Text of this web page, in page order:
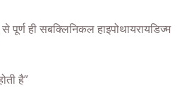
पूर्ण ही सबक्लिनिकल हाइपोथायरायडिज्म
है”